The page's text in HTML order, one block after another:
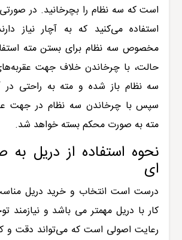
است که سه نظام را بچرخانید. در
استفاده می‌کنید که به آچار نیاز
مخصوص سه نظام برای بستن مته
حالت، با چرخاندن خلاف جهت
سه نظام باز شده و مته به راحتی در
سپس با چرخاندن سه نظام در جهت
مته به صورت محکم بسته خواهد شد.
نحوه استفاده از دریل
ای
درست است انتخاب و خرید دریل
کار با دریل مهمتر می باشد و نیازمند
رعایت اصولی است که می‌تواند دقت و